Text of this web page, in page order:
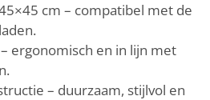
cm – compatibel met de
ergonomisch en in lijn met
– duurzaam, stijlvol en